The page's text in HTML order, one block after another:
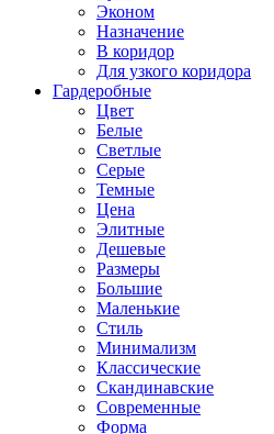
Эконом
Назначение
В коридор
Для узкого коридора
Гардеробные
Цвет
Белые
Светлые
Серые
Темные
Цена
Элитные
Дешевые
Размеры
Большие
Маленькие
Стиль
Минимализм
Классические
Скандинавские
Современные
Форма